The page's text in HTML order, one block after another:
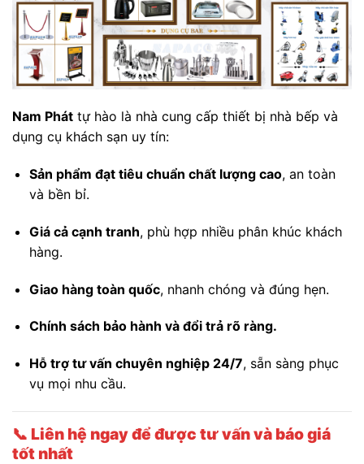
Nam Phát tự hào là nhà cung cấp thiết bị nhà bếp và
dụng cụ khách sạn uy tín:
Sản phẩm đạt tiêu chuẩn chất lượng cao, an toàn
và bền bỉ.
Giá cả cạnh tranh, phù hợp nhiều phân khúc khách
hàng.
Giao hàng toàn quốc, nhanh chóng và đúng hẹn.
Chính sách bảo hành và đổi trả rõ ràng.
Hỗ trợ tư vấn chuyên nghiệp 24/7, sẵn sàng phục
vụ mọi nhu cầu.
📞 Liên hệ ngay để được tư vấn và báo giá
tốt nhất